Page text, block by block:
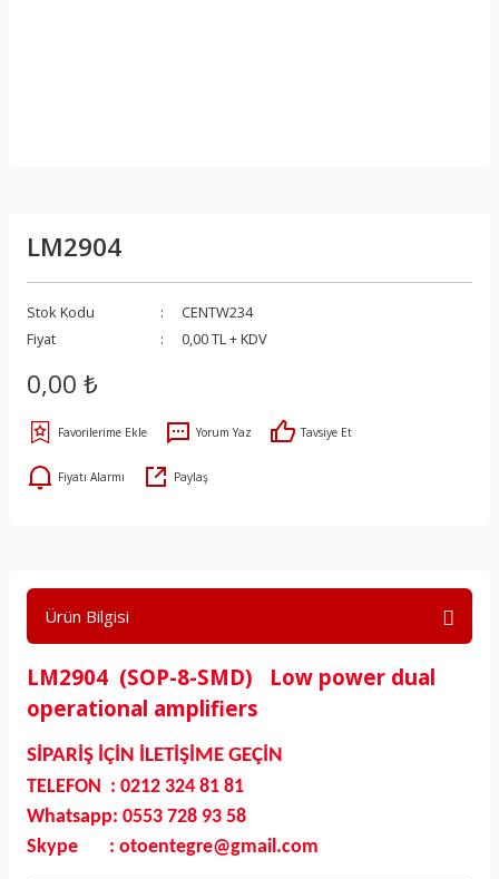
LM2904
Stok Kodu
CENTW234
Fiyat
0,00 TL + KDV
0,00 ₺
Yorum Yaz Tavsiye Et
Fiyatı Alarmı Paylaş
Ürün Bilgisi
LM2904 (SOP-8-SMD) Low power dual
operational amplifiers
SİPARİŞ İÇİN İLETİŞİME GEÇİN
TELEFON : 0212 324 81 81
Whatsapp: 0553 728 93 58
Skype : otoentegre@gmail.com